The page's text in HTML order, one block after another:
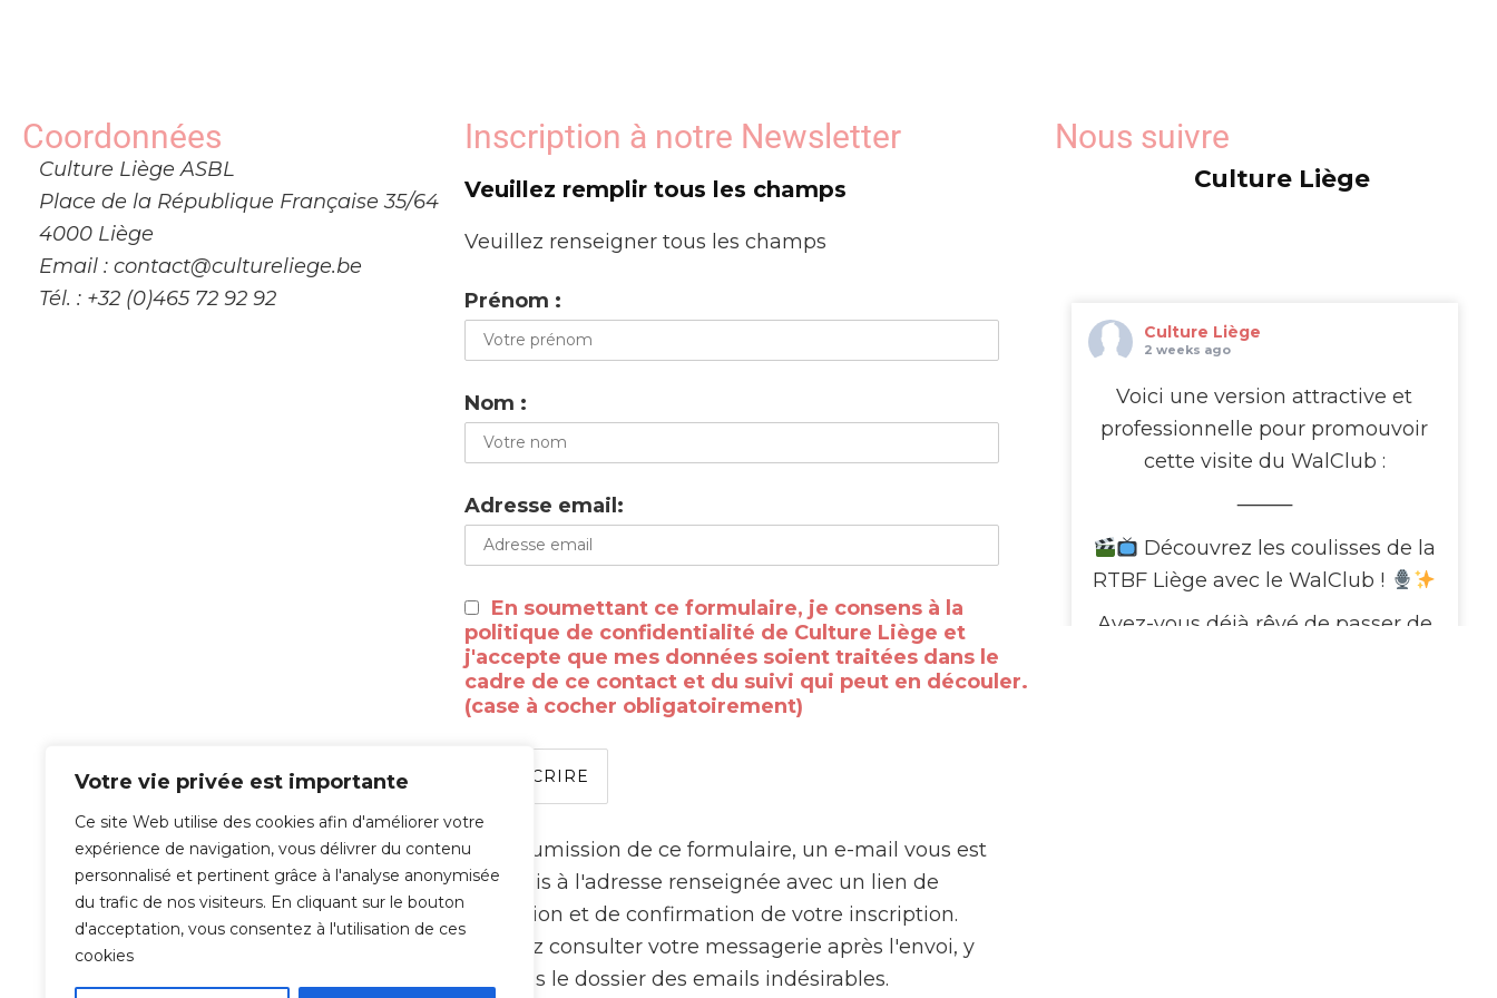
Votre vie privée est importante
Ce site Web utilise des cookies afin d'améliorer votre
expérience de navigation, vous délivrer du contenu
personnalisé et pertinent grâce à l'analyse anonymisée
du trafic de nos visiteurs. En cliquant sur le bouton
d'acceptation, vous consentez à l'utilisation de ces
cookies
Coordonnées
Culture Liège ASBL
Place de la République Française 35/64
4000 Liège
Email : contact@cultureliege.be
Tél. : +32 (0)465 72 92 92
Inscription à notre Newsletter
Veuillez remplir tous les champs
Veuillez renseigner tous les champs
Prénom :
Nom :
Adresse email:
En soumettant ce formulaire, je consens à la
politique de confidentialité de Culture Liège et
j'accepte que mes données soient traitées dans le
cadre de ce contact et du suivi qui peut en découler.
(case à cocher obligatoirement)
À la soumission de ce formulaire, un e-mail vous est
transmis à l'adresse renseignée avec un lien de
validation et de confirmation de votre inscription.
Veuillez consulter votre messagerie après l'envoi, y
compris le dossier des emails indésirables.
Nous suivre
Culture Liège
Culture Liège
2 weeks ago
Voici une version attractive et
professionnelle pour promouvoir
cette visite du WalClub :
⸻
Découvrez les coulisses de la
RTBF Liège avec le WalClub !
Avez-vous déjà rêvé de passer de